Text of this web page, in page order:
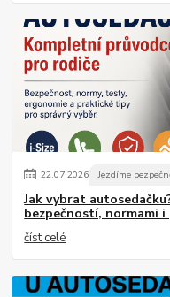
22.07.2026 Jezdíme
Jak vybrat
bezpečností, normami
číst celé